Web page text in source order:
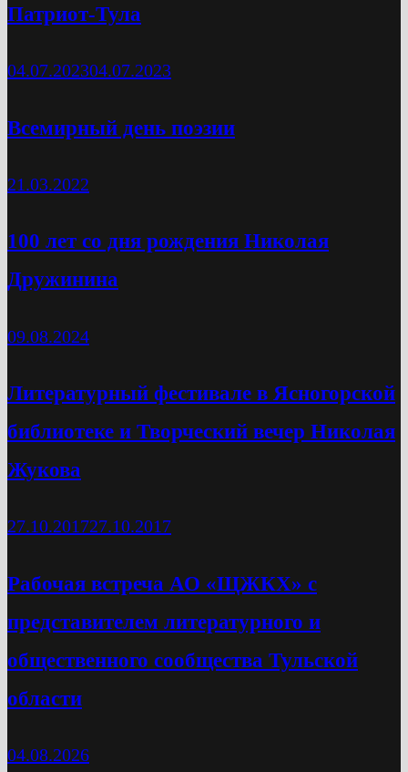
Патриот-Тула
04.07.202304.07.2023
Всемирный день поэзии
21.03.2022
100 лет со дня рождения Николая
Дружинина
09.08.2024
Литературный фестивале в Ясногорской
библиотеке и Творческий вечер Николая
Жукова
27.10.201727.10.2017
Рабочая встреча АО «ЩЖКХ» с
представителем литературного и
общественного сообщества Тульской
области
04.08.2026